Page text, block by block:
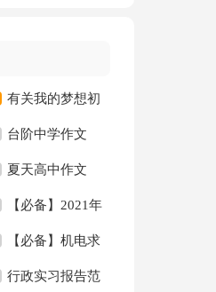
有关我的梦想初
作文集锦六篇
台阶中学作文
夏天高中作文
【必备】2021年
美句子集合90句
【必备】机电求
信3篇
行政实习报告范